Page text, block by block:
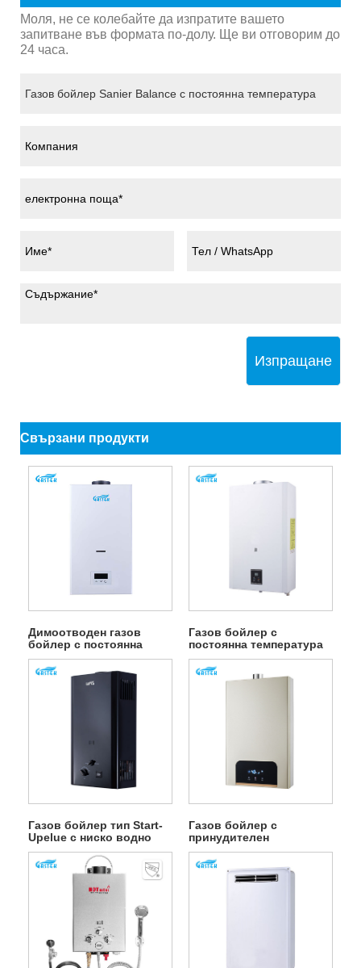
Моля, не се колебайте да изпратите вашето
запитване във формата по-долу. Ще ви отговорим до
24 часа.
Изпращане
Свързани продукти
Димоотводен газов
бойлер с постоянна
температура, захранван
от електричество
Газов бойлер с
постоянна температура
тип 1PC
Газов бойлер тип Start-
Upelue с ниско водно
налягане
Газов бойлер с
принудителен
вентилатор с постоянна
температура